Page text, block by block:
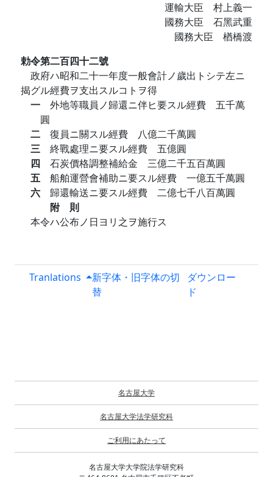
運輸大臣 村上義一
國務大臣 石黑武重
國務大臣 楢橋渡
勅令第二百四十二號
政府ハ昭和二十一年度一般會計ノ歲出トシテ左ニ
揭グル經費ヲ支出スルコトヲ得
一 外地等職員ノ歸還ニ伴ヒ要スル經費 五千萬
圓
二 復員ニ關スル經費 八億二千萬圓
三 終戰處理ニ要スル經費 五億圓
四 石炭價格調整補給金 三億二千五百萬圓
五 船舶運營會補助ニ要スル經費 一億五千萬圓
六 歸還輸送ニ要スル經費 二億七千八百萬圓
附 則
本令ハ公布ノ日ヨリ之ヲ施行ス
Tranlations
新字体・旧字体の切
替
ダウンロー
ド
名古屋大学
名古屋大学法学研究科
ご利用にあたって
名古屋大学大学院法学研究科